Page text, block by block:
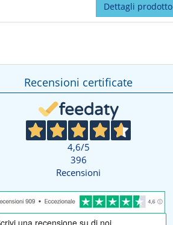
Dettagli prodotto
Recensioni certificate
4,6/5
396
Recensioni